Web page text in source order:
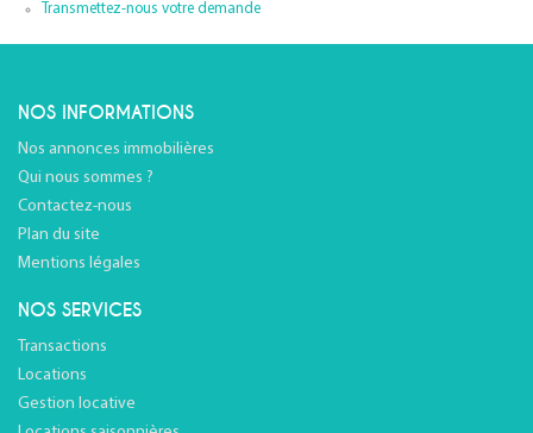
Transmettez-nous votre demande
NOS INFORMATIONS
Nos annonces immobilières
Qui nous sommes ?
Contactez-nous
Plan du site
Mentions légales
NOS SERVICES
Transactions
Locations
Gestion locative